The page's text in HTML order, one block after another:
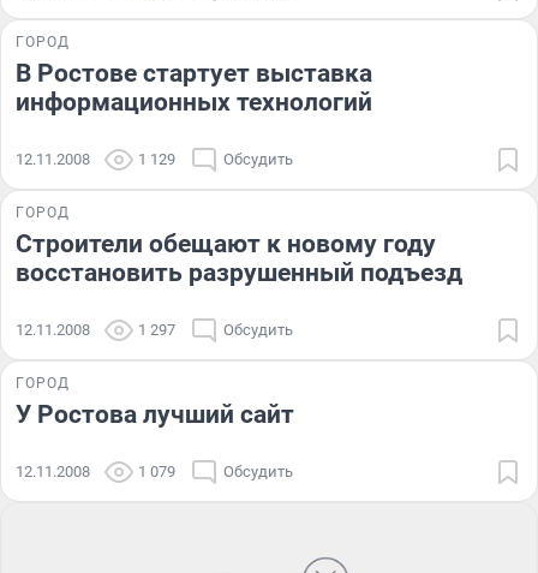
ГОРОД
В Ростове стартует выставка
информационных технологий
12.11.2008 1 129 Обсудить
ГОРОД
Строители обещают к новому году
восстановить разрушенный подъезд
12.11.2008 1 297 Обсудить
ГОРОД
У Ростова лучший сайт
12.11.2008 1 079 Обсудить